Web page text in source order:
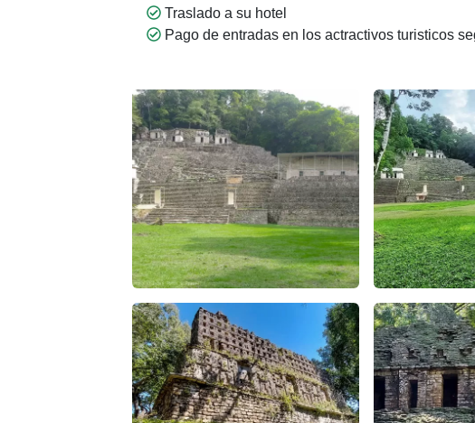
Traslado a su hotel
Pago de entradas en los actractivos turisticos